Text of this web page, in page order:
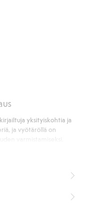
yksityiskohtia ja
ja vyötäröllä on